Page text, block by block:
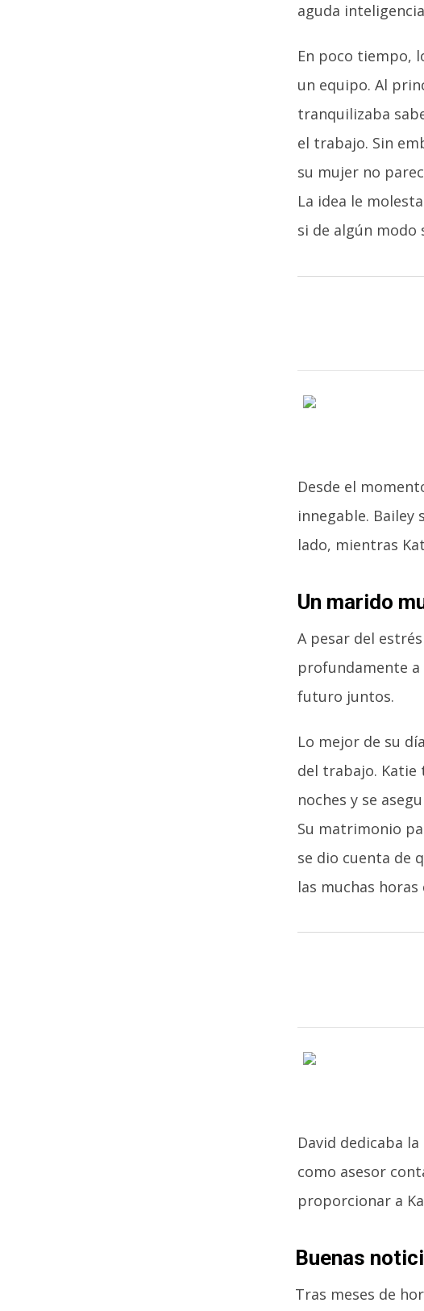
aguda
En poco tiempo,
un equipo. Al
tranquilizaba
el trabajo. Sin
su mujer no
La idea le
si de algún modo
Desde el
innegable. Bailey
lado, mientras
Un marido
A pesar del
profundamente
futuro juntos.
Lo mejor de su
del trabajo. Katie
noches y se
Su matrimonio
se dio cuenta de
las muchas horas
David dedicaba
como asesor
proporcionar a
Buenas
Tras meses de